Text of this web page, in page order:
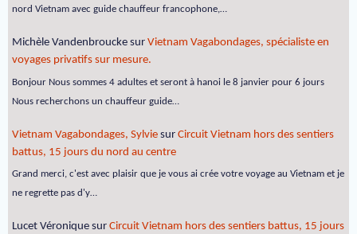
nord Vietnam avec guide chauffeur francophone,…
Michèle Vandenbroucke sur Vietnam Vagabondages, spécialiste en
voyages privatifs sur mesure.
Bonjour Nous sommes 4 adultes et seront à hanoi le 8 janvier pour 6 jours
Nous recherchons un chauffeur guide…
Vietnam Vagabondages, Sylvie sur Circuit Vietnam hors des sentiers
battus, 15 jours du nord au centre
Grand merci, c'est avec plaisir que je vous ai crée votre voyage au Vietnam et je
ne regrette pas d'y…
Lucet Véronique sur Circuit Vietnam hors des sentiers battus, 15 jours